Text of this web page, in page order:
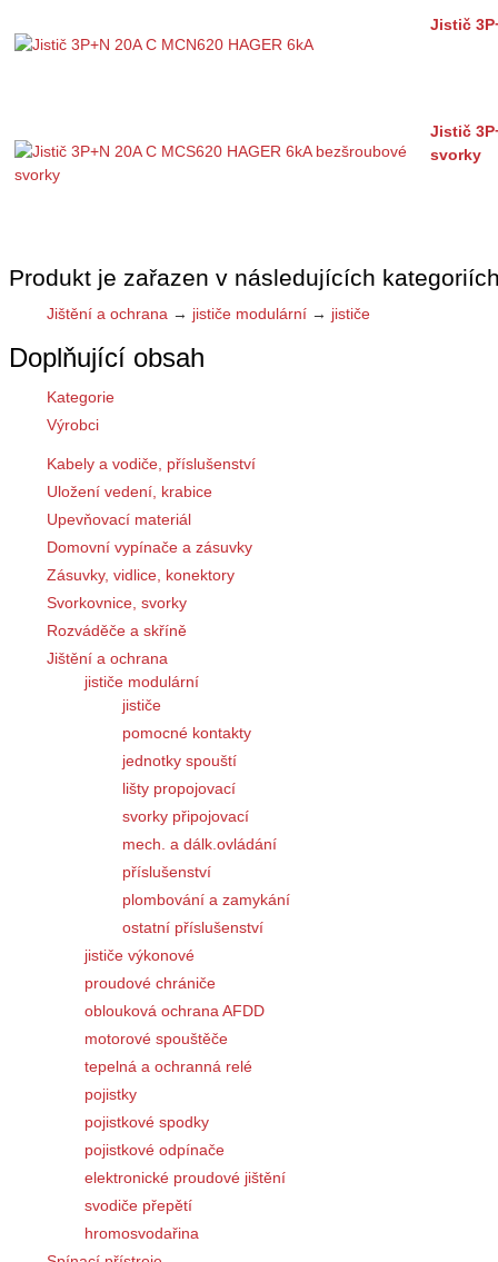
Jistič
Jistič
svorky
Produkt je zařazen v následujících
Jištění a ochrana → jističe modulární → jističe
Doplňující obsah
Kategorie
Výrobci
Kabely a vodiče, příslušenství
Uložení vedení, krabice
Upevňovací materiál
Domovní vypínače a zásuvky
Zásuvky, vidlice, konektory
Svorkovnice, svorky
Rozváděče a skříně
Jištění a ochrana
jističe modulární
jističe
pomocné kontakty
jednotky spouští
lišty propojovací
svorky připojovací
mech. a dálk.ovládání
příslušenství
plombování a zamykání
ostatní příslušenství
jističe výkonové
proudové chrániče
oblouková ochrana AFDD
motorové spouštěče
tepelná a ochranná relé
pojistky
pojistkové spodky
pojistkové odpínače
elektronické proudové jištění
svodiče přepětí
hromosvodařina